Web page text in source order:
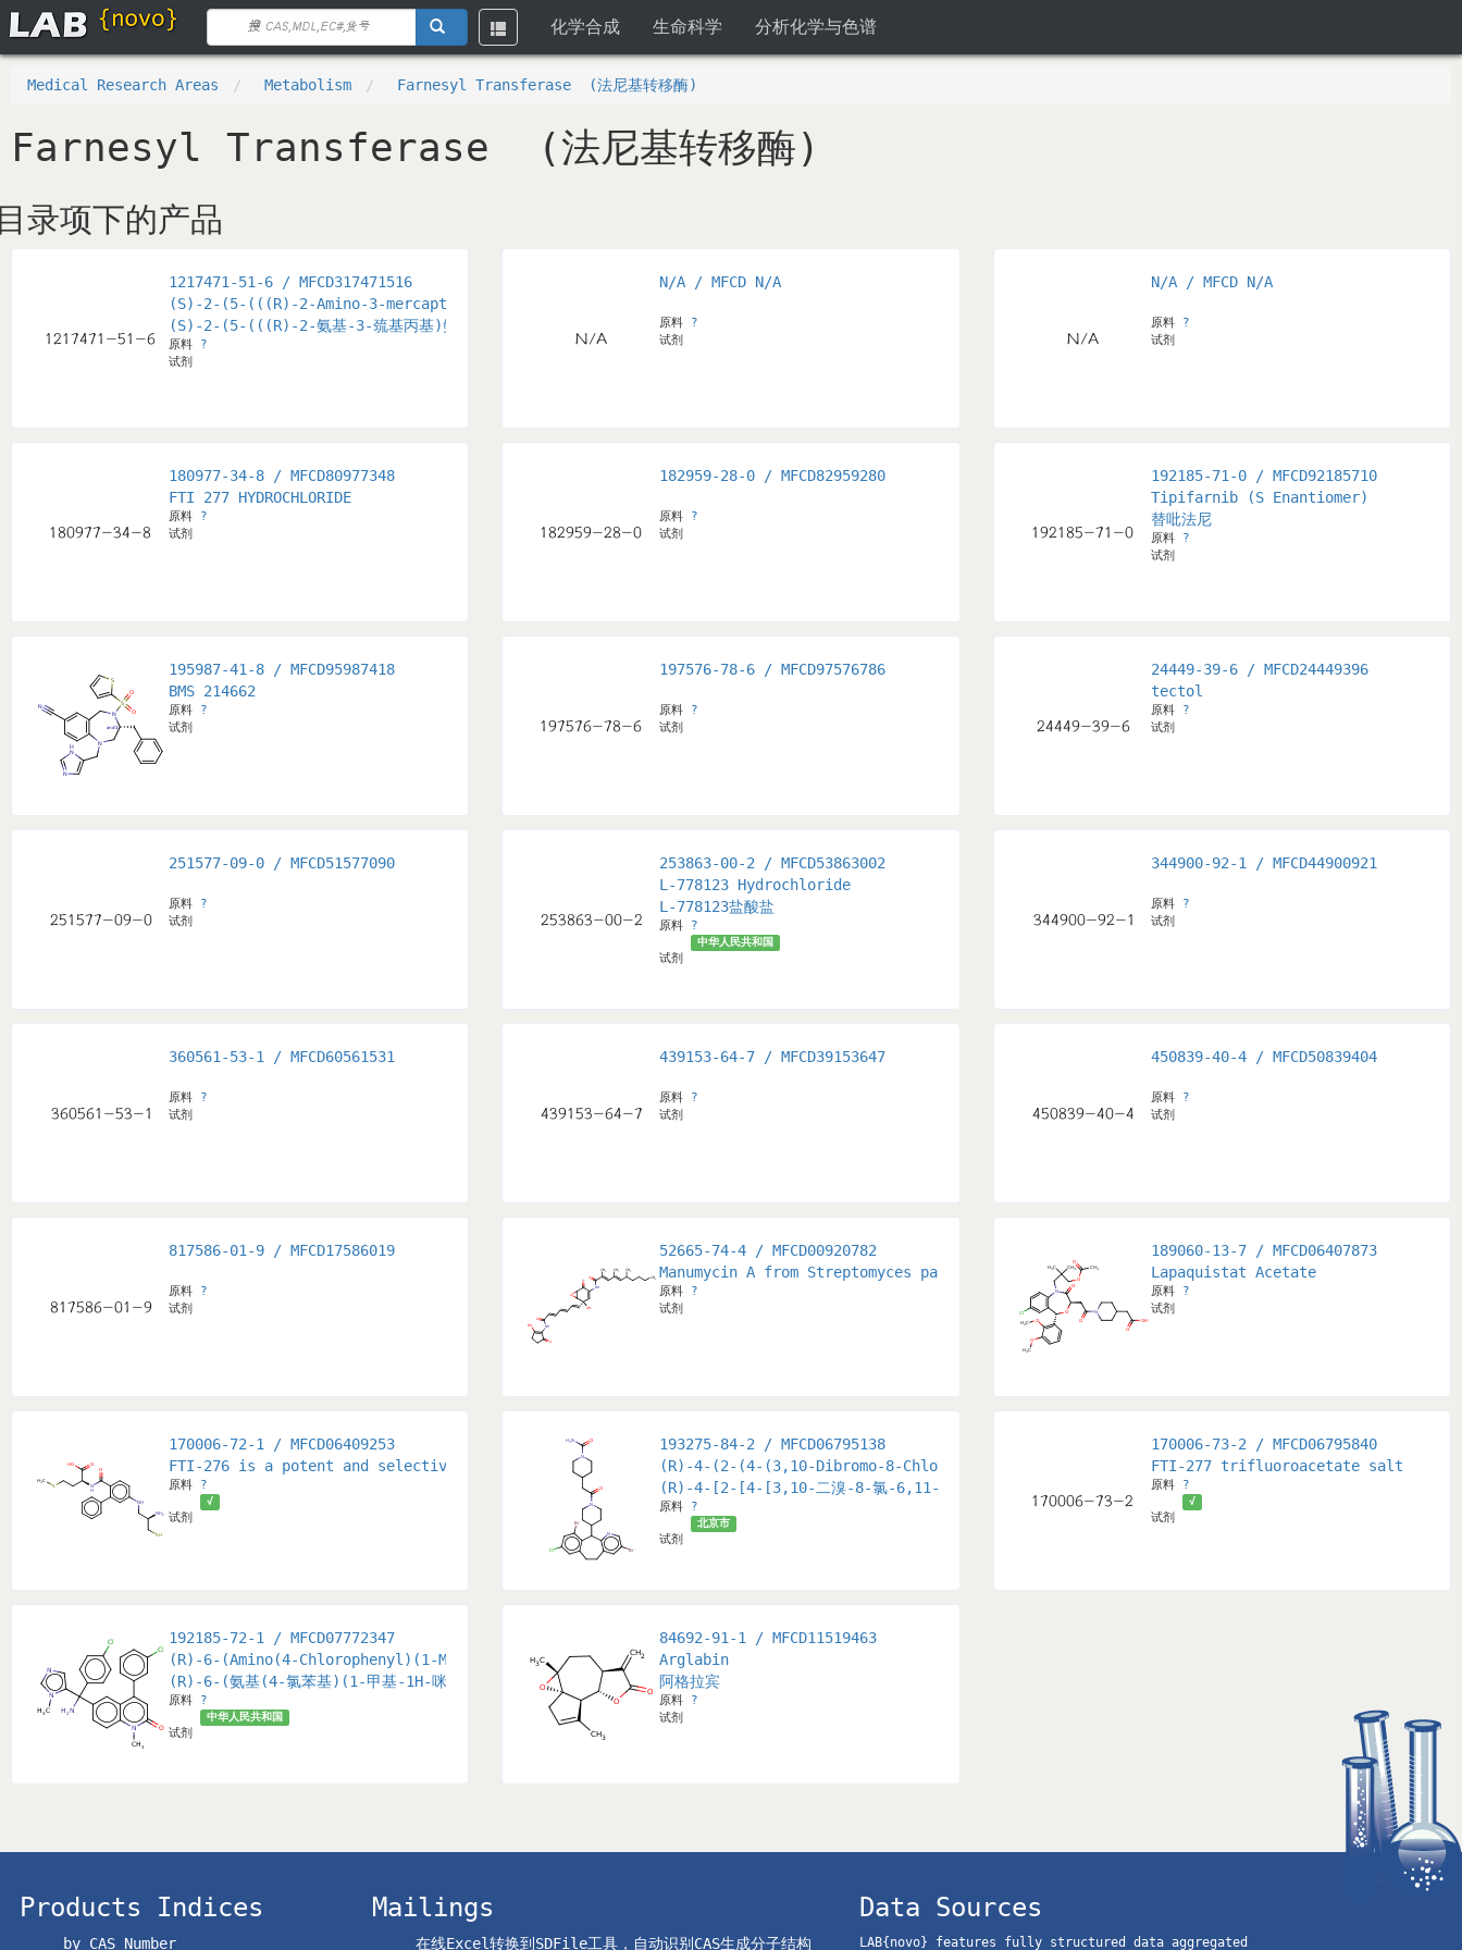
Toggle
navigation
化学合成 生命科学 分析化学与色谱
Medical Research Areas Metabolism Farnesyl Transferase (法尼基转移酶)
Farnesyl Transferase (法尼基转移酶)
录项下的产品
1217471-51-6 / MFCD317471516
(S)-2-(5-(((R)-2-Amino-3-mercaptopropyl)amino)-[1,1"-biphenyl]-2-ylcarboxamido)-4-(methylthio)butanoic acid compound with 2,2,2-trifluoroacetic
(S)-2-(5-(((R)-2-氨基-3-巯基丙基)氨基)-[1,1"-联苯]-2-基甲酰胺基)-4-(甲硫基)丁酸 三氟乙酸盐(1:1)
原料 ?
试剂
N/A / MFCD N/A
原料 ?
试剂
N/A / MFCD N/A
原料
?
试剂
180977-34-8 / MFCD80977348
FTI 277 HYDROCHLORIDE
原料 ?
试剂
182959-28-0 / MFCD82959280
原料 ?
试剂
192185-71-0 / MFCD92185710
Tipifarnib (S Enantiomer)
替吡法尼
原料
?
试剂
195987-41-8 / MFCD95987418
BMS 214662
原料 ?
试剂
197576-78-6 / MFCD97576786
原料 ?
试剂
24449-39-6 / MFCD24449396
tectol
原料
?
试剂
251577-09-0 / MFCD51577090
原料 ?
试剂
253863-00-2 / MFCD53863002
L-778123 Hydrochloride
L-778123盐酸盐
原料 ?
试剂
中华人民共和国
344900-92-1 / MFCD44900921
原料
?
试剂
360561-53-1 / MFCD60561531
原料 ?
试剂
439153-64-7 / MFCD39153647
原料 ?
试剂
450839-40-4 / MFCD50839404
原料
?
试剂
817586-01-9 / MFCD17586019
原料 ?
试剂
52665-74-4 / MFCD00920782
Manumycin A from Streptomyces parvulus
原料 ?
试剂
189060-13-7 / MFCD06407873
Lapaquistat Acetate
原料
?
试剂
170006-72-1 / MFCD06409253
FTI-276 is a potent and selective farnesyltransferase inhibitor, which is also a tetrapeptide mimetic of the carboxyl terminus of K-Ras4B. FTI-276
原料 ?
试剂
√
193275-84-2 / MFCD06795138
(R)-4-(2-(4-(3,10-Dibromo-8-Chloro-6,11-Dihydro-5H-Benzo[5,6]Cyclohepta[1,2-b]Pyridin-11-
(R)-4-[2-[4-[3,10-二溴-8-氯-6,11-二氢-5H-苯并[5,6]环庚并[1,2-B]吡啶-11-基]-1-哌啶基]-2-氧代乙基]-
原料 ?
试剂
北京市
170006-73-2 / MFCD06795840
FTI-277 trifluoroacetate salt
原料 ?
试剂
√
192185-72-1 / MFCD07772347
(R)-6-(Amino(4-Chlorophenyl)(1-Methyl-1H-Imidazol-5-Yl)Methyl)-4-(3-Chlorophenyl)-1-Methylquinolin-2(1H)-One
(R)-6-(氨基(4-氯苯基)(1-甲基-1H-咪唑-5-基)甲基)-4-(3-氯苯基)-1-甲基-2(1H)-喹啉酮
原料 ?
试剂
中华人民共和国
84692-91-1 / MFCD11519463
Arglabin
阿格拉宾
原料 ?
试剂
Products Indices
by CAS Number
Mailings
在线Excel转换到SDFile工具，自动识别CAS生成分子结构
Data Sources
LAB{novo} features fully structured data aggregated